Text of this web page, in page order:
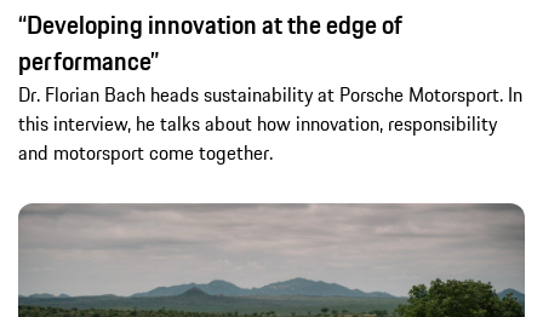
“Developing innovation at the edge of
performance”
Dr. Florian Bach heads sustainability at Porsche Motorsport. In
this interview, he talks about how innovation, responsibility
and motorsport come together.